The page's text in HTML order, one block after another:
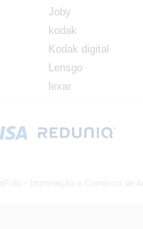
Joby
kodak
Kodak digital
Lensgo
lexar